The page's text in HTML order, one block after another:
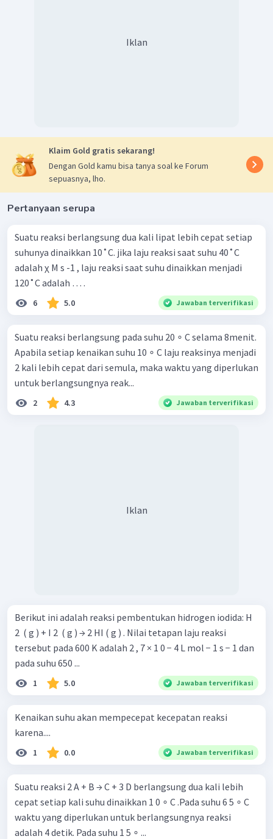
Iklan
Klaim Gold gratis sekarang!
Dengan Gold kamu bisa tanya soal ke Forum
sepuasnya, lho.
Pertanyaan serupa
Suatu reaksi berlangsung dua kali lipat lebih cepat setiap
suhunya dinaikkan 10˚C. jika laju reaksi saat suhu 40˚C
adalah χ M s -1 , laju reaksi saat suhu dinaikkan menjadi
120˚C adalah … .
6 5.0 Jawaban terverifikasi
Suatu reaksi berlangsung pada suhu 20 ∘ C selama 8menit.
Apabila setiap kenaikan suhu 10 ∘ C laju reaksinya menjadi
2 kali lebih cepat dari semula, maka waktu yang diperlukan
untuk berlangsungnya reak...
2 4.3 Jawaban terverifikasi
Iklan
Berikut ini adalah reaksi pembentukan hidrogen iodida: H
2 ​ ( g ) + I 2 ​ ( g ) → 2 HI ( g ) . Nilai tetapan laju reaksi
tersebut pada 600 K adalah 2 , 7 × 1 0 − 4 L mol − 1 s − 1 dan
pada suhu 650 ...
1 5.0 Jawaban terverifikasi
Kenaikan suhu akan mempecepat kecepatan reaksi
karena....
1 0.0 Jawaban terverifikasi
Suatu reaksi 2 A + B → C + 3 D berlangsung dua kali lebih
cepat setiap kali suhu dinaikkan 1 0 ∘ C .Pada suhu 6 5 ∘ C
waktu yang diperlukan untuk berlangsungnya reaksi
adalah 4 detik. Pada suhu 1 5 ∘ ...